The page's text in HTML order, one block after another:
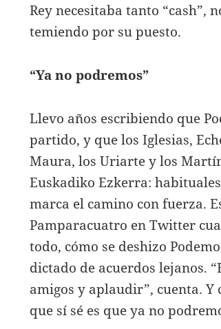
Rey necesitaba tanto “cash”,
temiendo por su puesto.
“Ya no podremos”
Llevo años escribiendo que
partido, y que los Iglesias,
Maura, los Uriarte y los
Euskadiko Ezkerra:
marca el camino con fuerza.
Pamparacuatro en Twitter
todo, cómo se deshizo
dictado de acuerdos lejanos.
amigos y aplaudir”, cuenta. Y
que sí sé es que ya no